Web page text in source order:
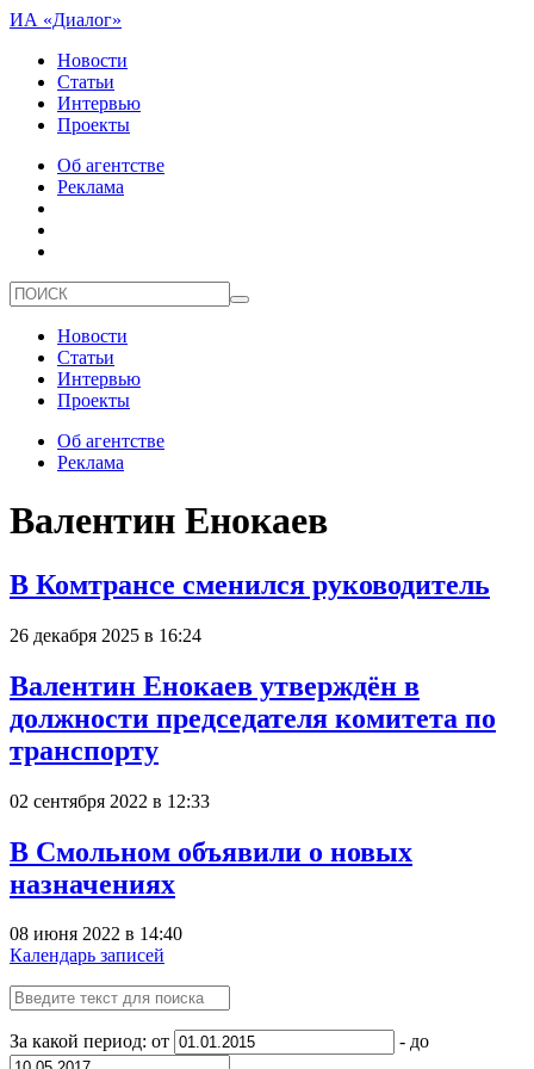
ИА «Диалог»
Новости
Статьи
Интервью
Проекты
Об агентстве
Реклама
Новости
Статьи
Интервью
Проекты
Об агентстве
Реклама
Валентин Енокаев
В Комтрансе сменился руководитель
26 декабря 2025 в 16:24
Валентин Енокаев утверждён в
должности председателя комитета по
транспорту
02 сентября 2022 в 12:33
В Смольном объявили о новых
назначениях
08 июня 2022 в 14:40
Календарь записей
За какой период: от - до